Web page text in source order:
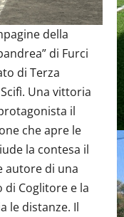
della
di Furci
di Terza
Una vittoria
il
che apre le
la contesa il
autore di una
Coglitore e la
le distanze. Il